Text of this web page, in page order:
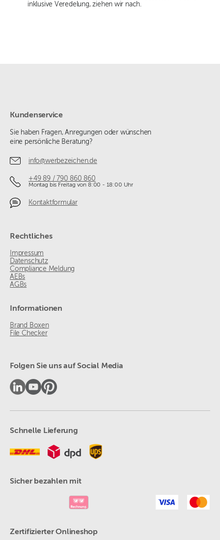
inklusive Veredelung, ziehen wir nach.
Kundenservice
Sie haben Fragen, Anregungen oder wünschen
eine persönliche Beratung?
info@werbezeichen.de
+49 89 / 790 860 860
Montag bis Freitag von 8:00 - 18:00 Uhr
Kontaktformular
Rechtliches
Impressum
Datenschutz
Compliance Meldung
AEBs
AGBs
Informationen
Brand Boxen
File Checker
Folgen Sie uns auf Social Media
Schnelle Lieferung
Sicher bezahlen mit
Zertifizierter Onlineshop